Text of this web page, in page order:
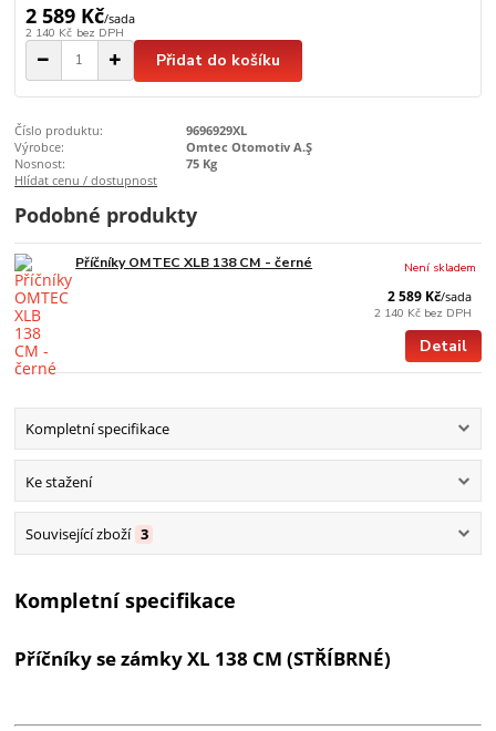
2 589 Kč/sada
2 140 Kč bez DPH
Přidat do košíku
Číslo produktu:
9696929XL
Výrobce:
Omtec Otomotiv A.Ş
Nosnost:
75 Kg
Hlídat cenu / dostupnost
Podobné produkty
Příčníky OMTEC XLB 138 CM - černé
2 589 Kč/sada
2 140 Kč bez DPH
Není skladem
Detail
Kompletní specifikace
Ke stažení
Související zboží 3
Kompletní specifikace
Příčníky se zámky XL 138 CM (STŘÍBRNÉ)